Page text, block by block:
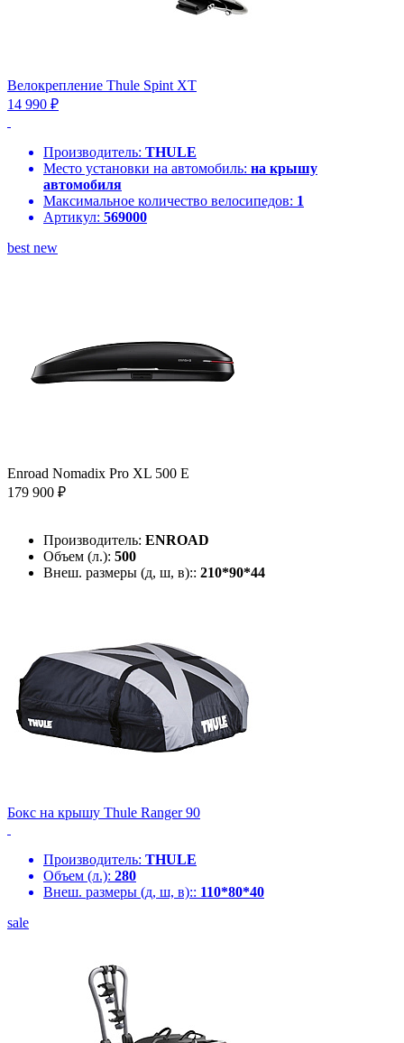
Велокрепление Thule Spint XT
14 990 ₽
Производитель: THULE
Место установки на автомобиль: на крышу
автомобиля
Максимальное количество велосипедов: 1
Артикул: 569000
best new
Enroad Nomadix Pro XL 500 E
179 900 ₽
Производитель: ENROAD
Объем (л.): 500
Внеш. размеры (д, ш, в):: 210*90*44
Бокс на крышу Thule Ranger 90
Производитель: THULE
Объем (л.): 280
Внеш. размеры (д, ш, в):: 110*80*40
sale